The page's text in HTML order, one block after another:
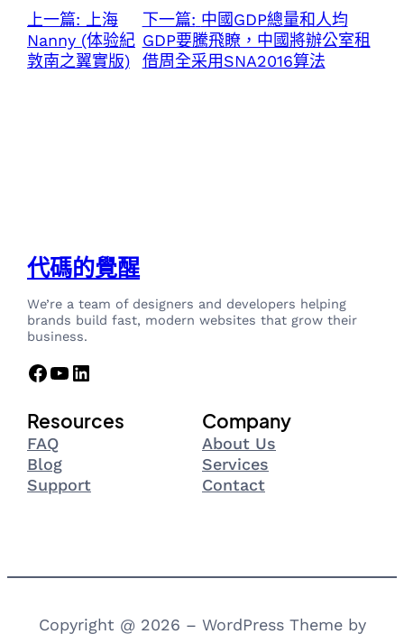
上一篇:
上海
Nanny (体验紀
敦南之翼實版)
下一篇: 中國GDP總量和人均
GDP要騰飛瞭，中國將辦公室租
借周全采用SNA2016算法
代碼的覺醒
We’re a team of designers and developers helping
brands build fast, modern websites that grow their
business.
Facebook YouTube LinkedIn
Resources
FAQ
Blog
Support
Company
About Us
Services
Contact
Copyright @ 2026 – WordPress Theme by